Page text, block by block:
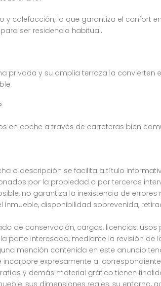
y calefacción, lo que garantiza el confort
ser residencia habitual.
privada y su amplia terraza la
en coche a través de carreteras bien
o descripción se facilita a título
por la propiedad o por terceros
no garantiza la inexistencia de
disponibilidad sobrevenida,
de conservación, cargas, licencias,
parte interesada, mediante la revisión de
mención contenida en este anuncio
expresamente al
y demás material gráfico tienen
sus dimensiones reales, su entorno,